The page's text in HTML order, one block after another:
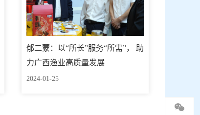
郁二蒙：以“所长”服务“所需”， 助
力广西渔业高质量发展
2024-01-25